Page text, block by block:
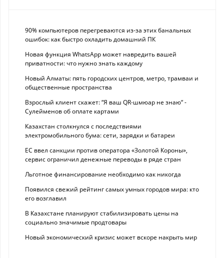
90% компьютеров перегреваются из-за этих банальных
ошибок: как быстро охладить домашний ПК
Новая функция WhatsApp может навредить вашей
приватности: что нужно знать каждому
Новый Алматы: пять городских центров, метро, трамваи и
общественные пространства
Взрослый клиент скажет: “Я ваш QR-шмюар не знаю“ -
Сулейменов об оплате картами
Казахстан столкнулся с последствиями
электромобильного бума: сети, зарядки и батареи
ЕС ввел санкции против оператора «Золотой Короны»,
сервис ограничил денежные переводы в ряде стран
Льготное финансирование необходимо как никогда
Появился свежий рейтинг самых умных городов мира: кто
его возглавил
В Казахстане планируют стабилизировать цены на
социально значимые продтовары
Новый экономический кризис может вскоре накрыть мир